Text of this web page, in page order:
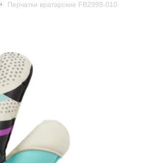
Перчатки вратарские FB2999-010